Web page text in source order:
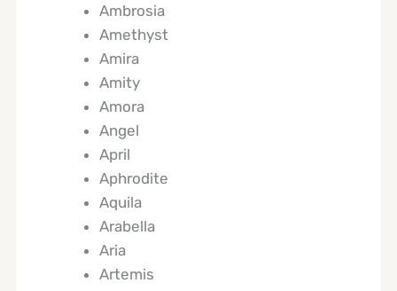
Ambrosia
Amethyst
Amira
Amity
Amora
Angel
April
Aphrodite
Aquila
Arabella
Aria
Artemis